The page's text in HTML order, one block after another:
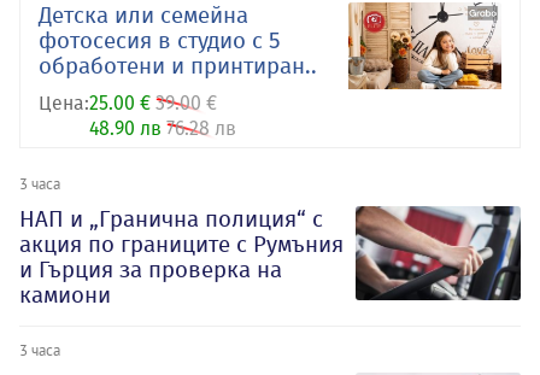
Детска или семейна
фотосесия в студио с 5
обработени и принтиран..
Цена:25.00 € 39.00 €
48.90 лв 76.28 лв
3 часа
НАП и „Гранична полиция“ с
акция по границите с Румъния
и Гърция за проверка на
камиони
3 часа